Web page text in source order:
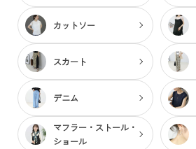
カットソー
スカート
デニム
マフラー・ストール・
ショール